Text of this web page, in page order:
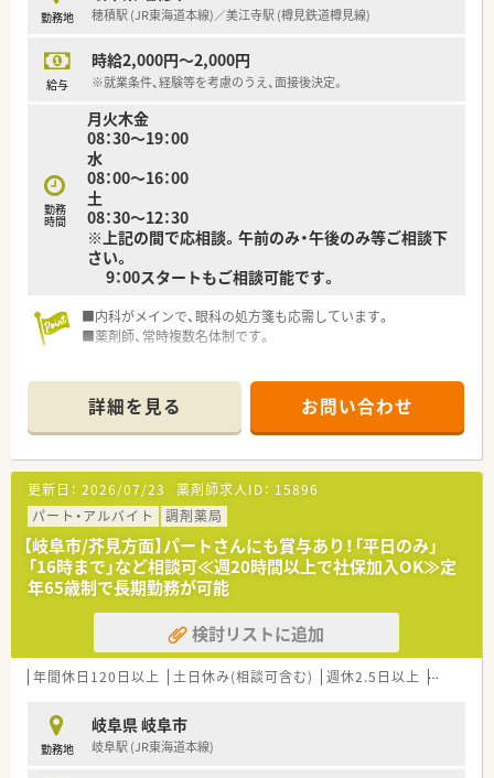
勤務地 穂積駅 (JR東海道本線)／美江寺駅 (樽見鉄道樽見線)
給与
時給2,000円～2,000円
※就業条件、経験等を考慮のうえ、面接後決定。
勤務
時間
月火木金
08：30～19：00
水
08：00～16：00
土
08：30～12：30
※上記の間で応相談。午前のみ・午後のみ等ご相談下
さい。
9：00スタートもご相談可能です。
■内科がメインで、眼科の処方箋も応需しています。
■薬剤師、常時複数名体制です。
詳細を見る お問い合わせ
更新日： 2026/07/23 薬剤師求人ID： 15896
パート・アルバイト
調剤薬局
【岐阜市/芥見方面】パートさんにも賞与あり！「平日のみ」
「16時まで」など相談可≪週20時間以上で社保加入OK≫定
年65歳制で長期勤務が可能
検討リストに追加
年間休日120日以上 土日休み(相談可含む) 週休2.5日以上 週32h以
勤務地
岐阜県 岐阜市
岐阜駅 (JR東海道本線)